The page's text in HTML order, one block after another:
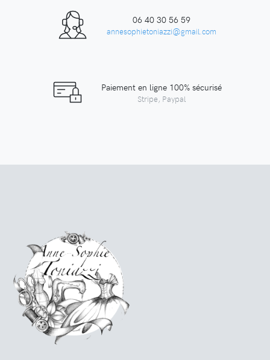
06 40 30 56 59
annesophietoniazzi@gmail.com
Paiement en ligne 100% sécurisé
Stripe, Paypal